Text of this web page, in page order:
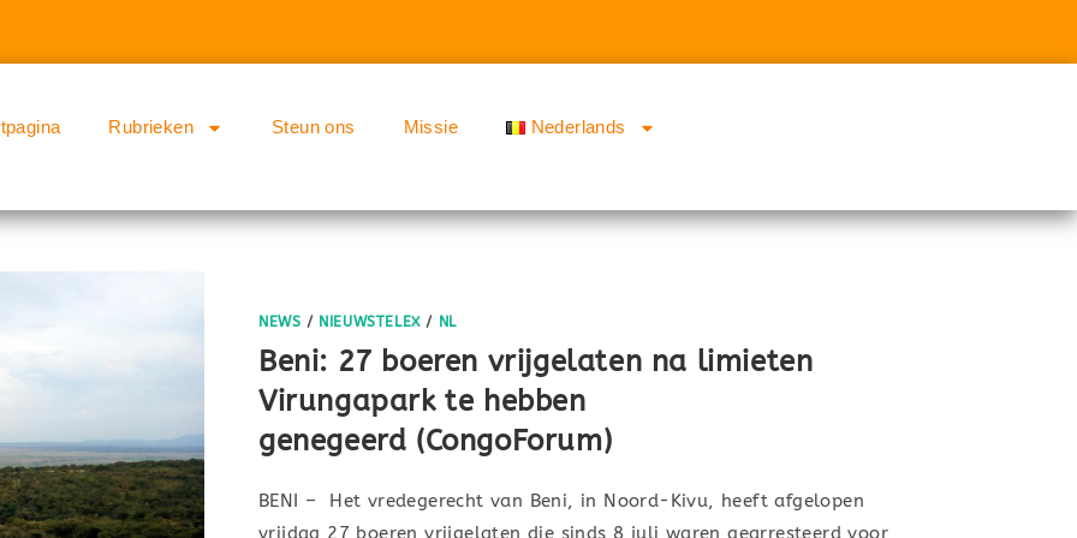
Rubrieken Steun ons Missie Nederlands
NEWS / NIEUWSTELEX/ NL
Beni: 27 boeren vrijgelaten na limieten
Virungapark te hebben
genegeerd (CongoForum)
BENI – Het vredegerecht van Beni, in Noord-Kivu, heeft afgelopen
vrijdag 27 boeren vrijgelaten die sinds 8 juli waren gearresteerd voor